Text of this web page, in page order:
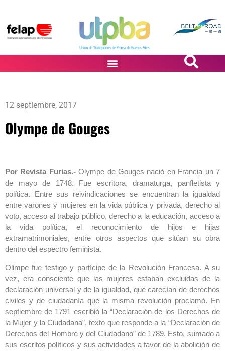
12 septiembre, 2017
Olympe de Gouges
Por Revista Furias.-Olympe de Gouges nació en Francia un 7
de mayo de 1748. Fue escritora, dramaturga, panfletista y
política. Entre sus reivindicaciones se encuentran la igualdad
entre varones y mujeres en la vida pública y privada, derecho al
voto, acceso al trabajo público, derecho a la educación, acceso a
la vida política, el reconocimiento de hijos e hijas
extramatrimoniales, entre otros aspectos que sitúan su obra
dentro del espectro feminista.
Olimpe fue testigo y partícipe de la Revolución Francesa. A su
vez, era consciente que las mujeres estaban excluidas de la
declaración universal y de la igualdad, que carecían de derechos
civiles y de ciudadanía que la misma revolución proclamó. En
septiembre de 1791 escribió la “Declaración de los Derechos de
la Mujer y la Ciudadana”, texto que responde a la “Declaración de
Derechos del Hombre y del Ciudadano” de 1789. Esto, sumado a
sus escritos políticos y sus actividades a favor de la abolición de